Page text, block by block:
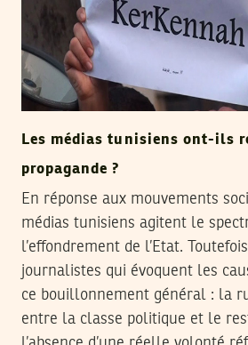
Les médias tunisiens ont-ils
propagande ?
En réponse aux mouvements
médias tunisiens agitent le
l’effondrement de l’Etat.
journalistes qui évoquent les
ce bouillonnement général : la
entre la classe politique et le